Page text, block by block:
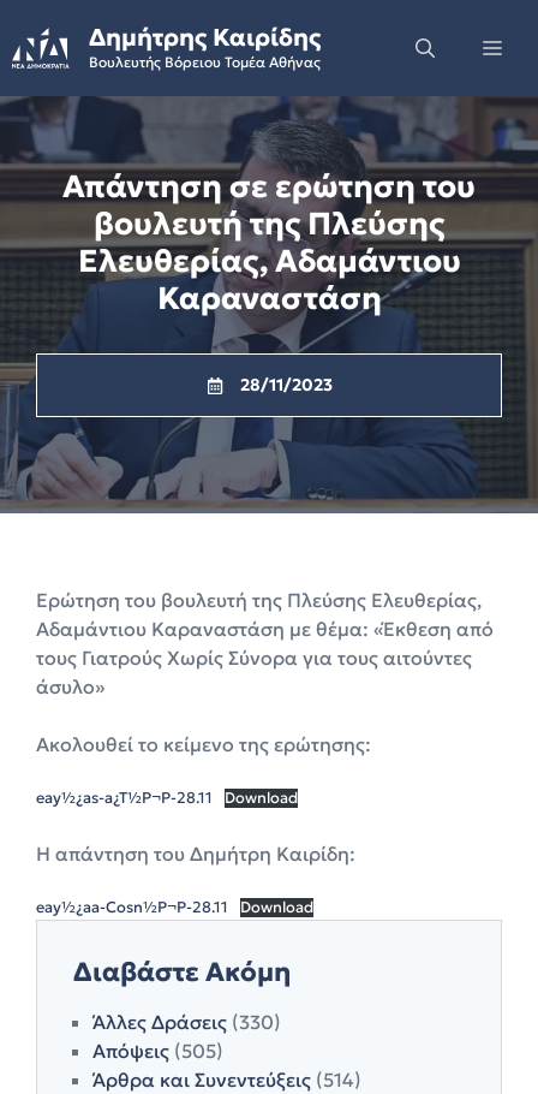
to
content
Δημήτρης Καιρίδης
Βουλευτής Βόρειου Τομέα Αθήνας
Απάντηση σε ερώτηση του
βουλευτή της Πλεύσης
Ελευθερίας, Αδαμάντιου
Καραναστάση
28/11/2023
Ερώτηση του βουλευτή της Πλεύσης Ελευθερίας,
Αδαμάντιου Καραναστάση με θέμα: «Έκθεση από
τους Γιατρούς Χωρίς Σύνορα για τους αιτούντες
άσυλο»
Ακολουθεί το κείμενο της ερώτησης:
eay½¿as-a¿T½P¬P-28.11 Download
Η απάντηση του Δημήτρη Καιρίδη:
eay½¿aa-Cosn½P¬P-28.11 Download
Διαβάστε Ακόμη
Άλλες Δράσεις (330)
Απόψεις (505)
Άρθρα και Συνεντεύξεις (514)